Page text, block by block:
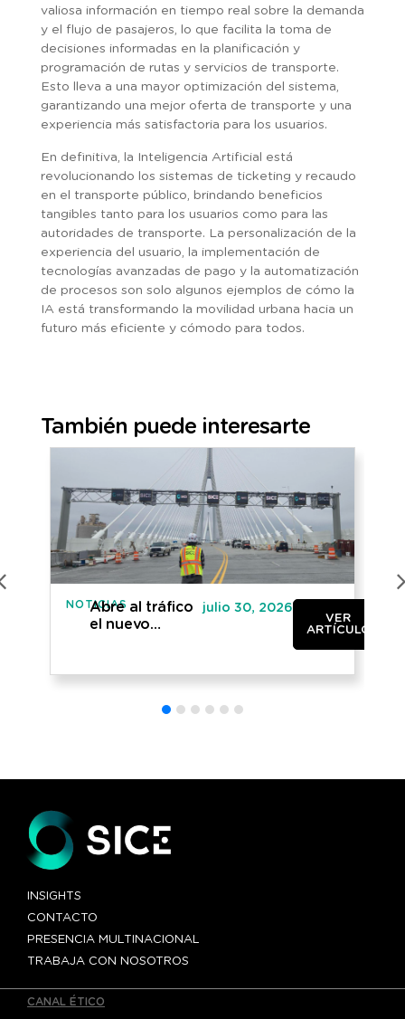
valiosa información en tiempo real sobre la demanda
y el flujo de pasajeros, lo que facilita la toma de
decisiones informadas en la planificación y
programación de rutas y servicios de transporte.
Esto lleva a una mayor optimización del sistema,
garantizando una mejor oferta de transporte y una
experiencia más satisfactoria para los usuarios.
En definitiva, la Inteligencia Artificial está
revolucionando los sistemas de ticketing y recaudo
en el transporte público, brindando beneficios
tangibles tanto para los usuarios como para las
autoridades de transporte. La personalización de la
experiencia del usuario, la implementación de
tecnologías avanzadas de pago y la automatización
de procesos son solo algunos ejemplos de cómo la
IA está transformando la movilidad urbana hacia un
futuro más eficiente y cómodo para todos.
También puede interesarte
NOTICIAS
Abre al tráfico
el nuevo
entre Canadá y
julio 30, 2026
VER
ARTÍCULO
INSIGHTS
CONTACTO
PRESENCIA MULTINACIONAL
TRABAJA CON NOSOTROS
CANAL ÉTICO